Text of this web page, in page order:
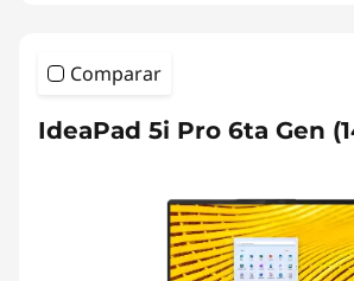
Comparar
IdeaPad 5i Pro 6ta Gen